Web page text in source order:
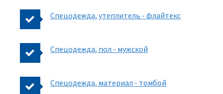
Спецодежда, утеплитель - флайтекс
Спецодежда, пол - мужской
Спецодежда, материал - томбой